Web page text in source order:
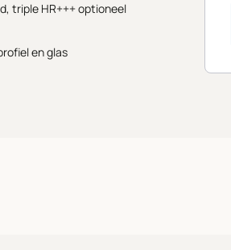
triple HR+++ optioneel
en glas